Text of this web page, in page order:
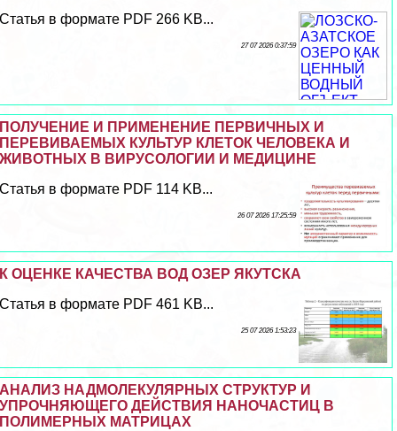
Статья в формате PDF 266 KB...
27 07 2026 0:37:59
ПОЛУЧЕНИЕ И ПРИМЕНЕНИЕ ПЕРВИЧНЫХ И
ПЕРЕВИВАЕМЫХ КУЛЬТУР КЛЕТОК ЧЕЛОВЕКА И
ЖИВОТНЫХ В ВИРУСОЛОГИИ И МЕДИЦИНЕ
Статья в формате PDF 114 KB...
26 07 2026 17:25:59
К ОЦЕНКЕ КАЧЕСТВА ВОД ОЗЕР ЯКУТСКА
Статья в формате PDF 461 KB...
25 07 2026 1:53:23
АНАЛИЗ НАДМОЛЕКУЛЯРНЫХ СТРУКТУР И
УПРОЧНЯЮЩЕГО ДЕЙСТВИЯ НАНОЧАСТИЦ В
ПОЛИМЕРНЫХ МАТРИЦАХ